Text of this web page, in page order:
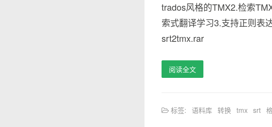
trados风格的TMX2.检索
索式翻译学习3.支持正则表
srt2tmx.rar
阅读全文
标签: 语料库 转换 tmx srt